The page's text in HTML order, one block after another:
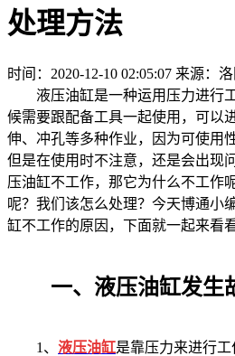
处理方法
时间：2020-12-10 02:05:07 来源：
液压油缸是一种运用压力进行
候需要跟配备工具一起使用，可以
伸、冲孔等多种作业，因为可使用
但是在使用时不注意，还是会出现
压油缸不工作，那它为什么不工作
呢？我们该怎么处理？今天博通小
缸不工作的原因，下面就一起来看看
一、液压油缸发生
1、 液压油缸是靠压力来进行